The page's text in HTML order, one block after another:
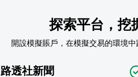
探索平台，挖
開設模擬賬戶，在模擬交易的環境
路透社新聞